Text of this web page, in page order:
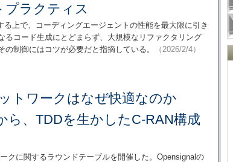
プラクティス
上で、コーディングエージェントの性能を最大限に引き
コード生成にとどまらず、大規模なリファクタリング
制御にはコツが必要だと指摘している。
（2026/2/4）
トワークはなぜ快適なのか
、TDDを生かしたC-RAN構成
クに関するラウンドテーブルを開催した。Opensignalの